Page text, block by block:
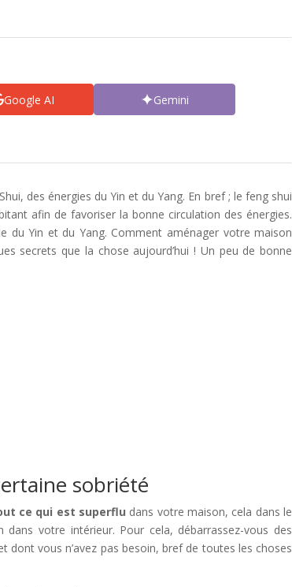
Google AI Gemini
des énergies du Yin et du Yang. En bref ; le feng shui
afin de favoriser la bonne circulation des énergies.
du Yin et du Yang. Comment aménager votre maison
secrets que la chose aujourd’hui ! Un peu de bonne
sobriété
ce qui est superflu dans votre maison, cela dans le
dans votre intérieur. Pour cela, débarrassez-vous des
vous n’avez pas besoin, bref de toutes les choses